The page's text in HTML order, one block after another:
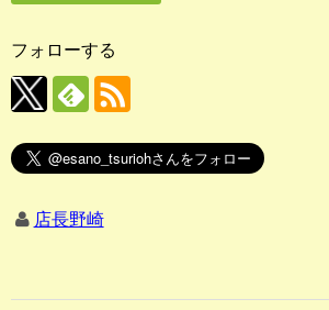
フォローする
店長野崎